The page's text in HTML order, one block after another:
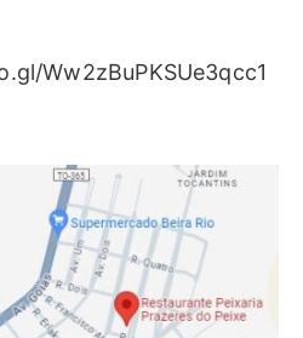
Ww2zBuPKSUe3qcc1